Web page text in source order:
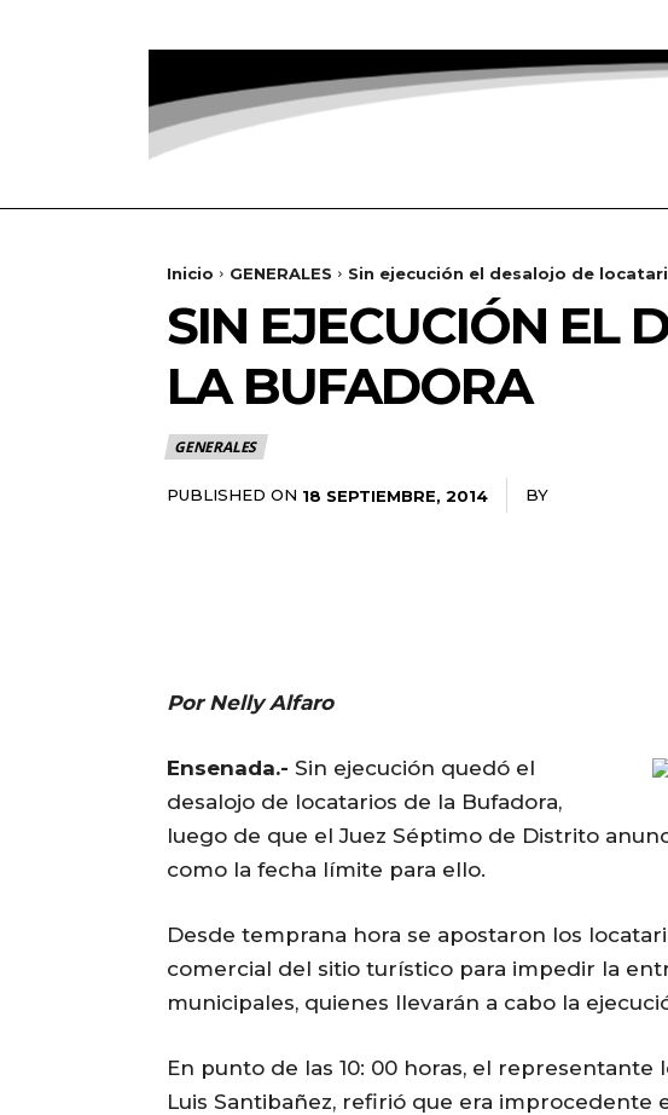
Inicio GENERALES Sin ejecución el desalojo de
SIN EJECUCIÓN EL
LA BUFADORA
GENERALES
PUBLISHED ON 18 SEPTIEMBRE, 2014 BY
Por Nelly Alfaro
Ensenada.- Sin ejecución quedó el
desalojo de locatarios de la Bufadora,
luego de que el Juez Séptimo de Distrito
como la fecha límite para ello.
Desde temprana hora se apostaron los
comercial del sitio turístico para impedir la
municipales, quienes llevarán a cabo la
En punto de las 10: 00 horas, el representante
Luis Santibañez, refirió que era improcedente